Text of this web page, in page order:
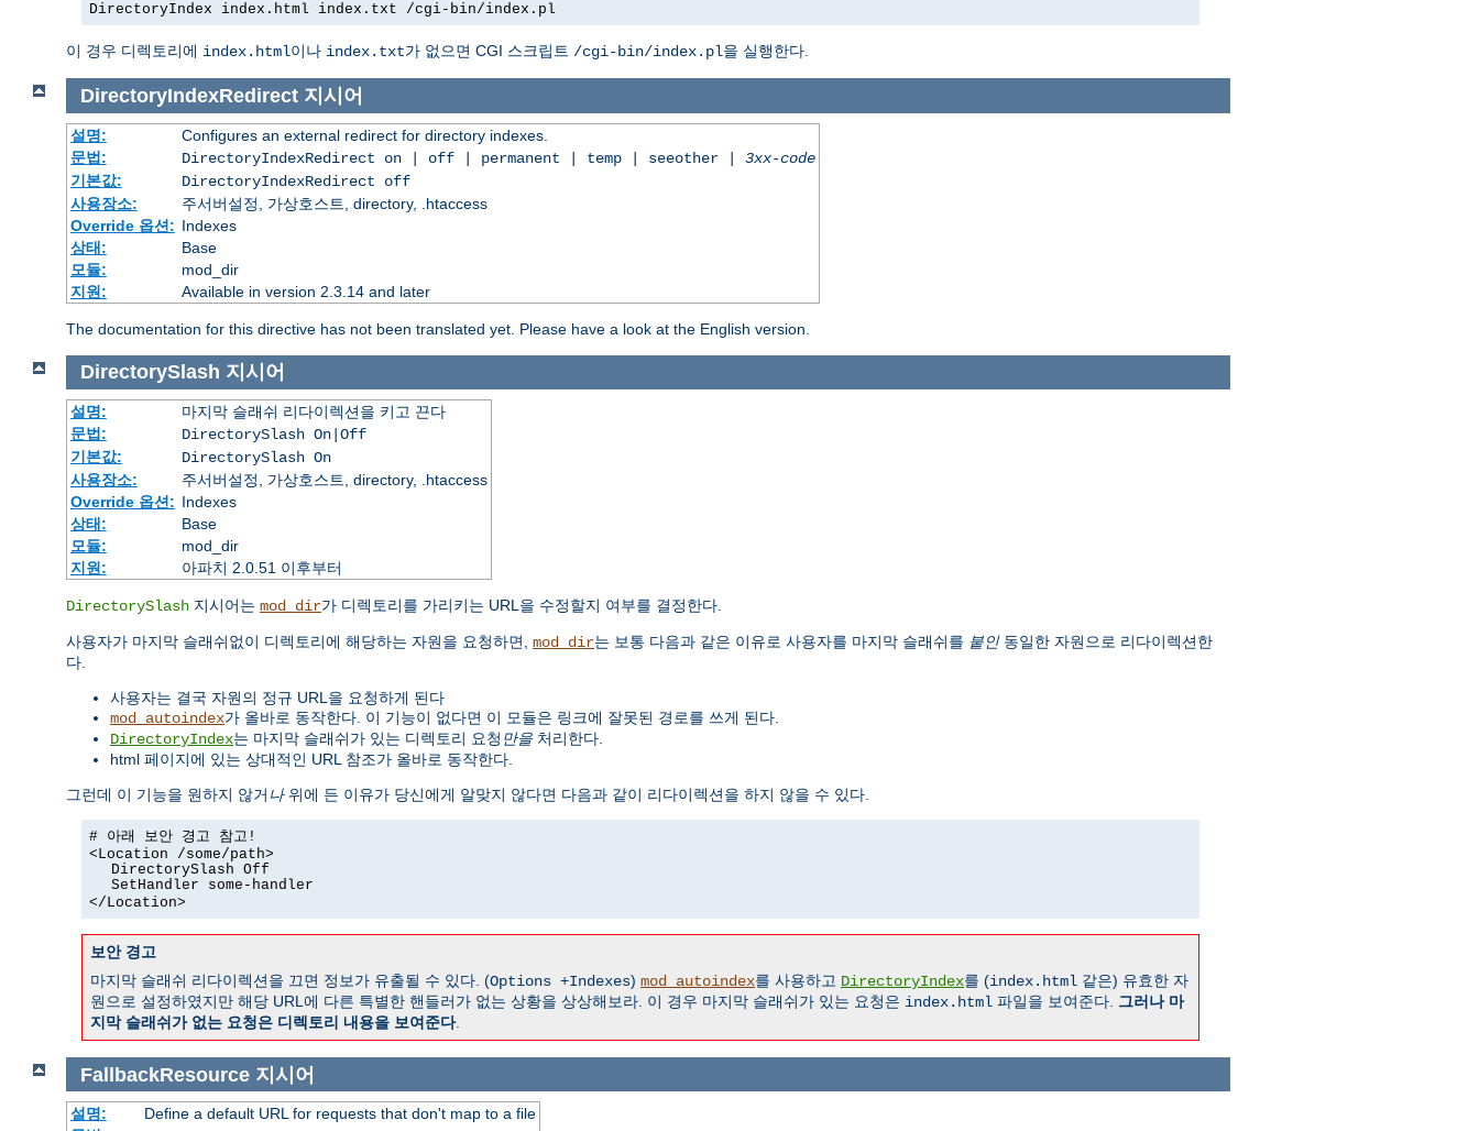
DirectoryIndex index.html index.txt /cgi-bin/index.pl
이 경우 디렉토리에 index.html이나 index.txt가 없으면 CGI 스크립트 /cgi-bin/index.pl을 실행한다.
DirectoryIndexRedirect 지시어
설명:
Configures an external redirect for directory indexes.
문법:
DirectoryIndexRedirect on | off | permanent | temp | seeother | 3xx-code
기본값:
DirectoryIndexRedirect off
사용장소:
주서버설정, 가상호스트, directory, .htaccess
Override 옵션: Indexes
상태:
Base
모듈:
mod_dir
지원:
Available in version 2.3.14 and later
The documentation for this directive has not been translated yet. Please have a look at the English version.
DirectorySlash 지시어
설명:
마지막 슬래쉬 리다이렉션을 키고 끈다
문법:
DirectorySlash On|Off
기본값:
DirectorySlash On
사용장소:
주서버설정, 가상호스트, directory, .htaccess
Override 옵션: Indexes
상태:
Base
모듈:
mod_dir
지원:
아파치 2.0.51 이후부터
DirectorySlash 지시어는 mod_dir가 디렉토리를 가리키는 URL을 수정할지 여부를 결정한다.
사용자가 마지막 슬래쉬없이 디렉토리에 해당하는 자원을 요청하면, mod_dir는 보통 다음과 같은 이유로 사용자를 마지막 슬래쉬를 붙인동일한 자원으로 리다이렉션한
다.
사용자는 결국 자원의 정규 URL을 요청하게 된다
mod_autoindex가 올바로 동작한다. 이 기능이 없다면 이 모듈은 링크에 잘못된 경로를 쓰게 된다.
DirectoryIndex는 마지막 슬래쉬가 있는 디렉토리 요청 만을 처리한다.
html 페이지에 있는 상대적인 URL 참조가 올바로 동작한다.
그런데 이 기능을 원하지 않거 나위에 든 이유가 당신에게 알맞지 않다면 다음과 같이 리다이렉션을 하지 않을 수 있다.
# 아래 보안 경고 참고!
<Location /some/path>
DirectorySlash Off
SetHandler some-handler
</Location>
보안 경고
마지막 슬래쉬 리다이렉션을 끄면 정보가 유출될 수 있다. (Options +Indexes) mod_autoindex를 사용하고 DirectoryIndex를 (index.html 같은) 유효한 자
원으로 설정하였지만 해당 URL에 다른 특별한 핸들러가 없는 상황을 상상해보라. 이 경우 마지막 슬래쉬가 있는 요청은 index.html 파일을 보여준다. 그러나 마
지막 슬래쉬가 없는 요청은 디렉토리 내용을 보여준다.
FallbackResource 지시어
설명:
Define a default URL for requests that don't map to a file